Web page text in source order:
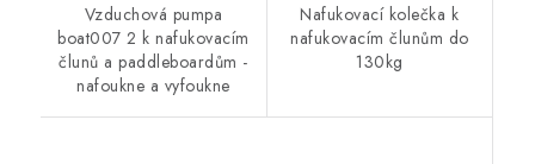
Vzduchová pumpa
boat007 2 k nafukovacím
člunů a paddleboardům -
nafoukne a vyfoukne
Nafukovací kolečka k
nafukovacím člunům do
130kg